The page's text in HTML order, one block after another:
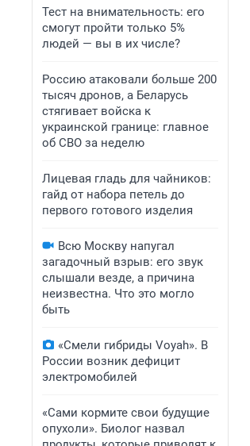
Тест на внимательность: его
смогут пройти только 5%
людей — вы в их числе?
Россию атаковали больше 200
тысяч дронов, а Беларусь
стягивает войска к
украинской границе: главное
об СВО за неделю
Лицевая гладь для чайников:
гайд от набора петель до
первого готового изделия
Всю Москву напугал
загадочный взрыв: его звук
слышали везде, а причина
неизвестна. Что это могло
быть
«Смели гибриды Voyah». В
России возник дефицит
электромобилей
«Сами кормите свои будущие
опухоли». Биолог назвал